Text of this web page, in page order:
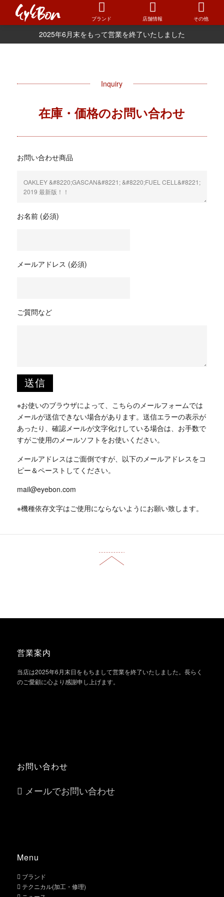
ブランド 店舗情報 その他
2025年6月末をもって営業を終了いたしました
Inquiry
在庫・価格のお問い合わせ
お問い合わせ商品
お名前 (必須)
メールアドレス (必須)
ご質問など
※お使いのブラウザによって、こちらのメールフォームでは
メールが送信できない場合があります。送信エラーの表示が
あったり、確認メールが文字化けしている場合は、お手数で
すがご使用のメールソフトをお使いください。
メールアドレスはご面倒ですが、以下のメールアドレスをコ
ピー＆ペーストしてください。
mail@eyebon.com
※機種依存文字はご使用にならないようにお願い致します。
営業案内
当店は2025年6月末日をもちまして営業を終了いたしました。長らく
のご愛顧に心より感謝申し上げます。
お問い合わせ
メールでお問い合わせ
Menu
ブランド
テクニカル(加工・修理)